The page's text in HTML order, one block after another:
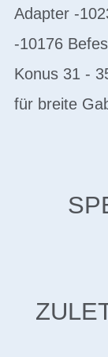
Adapter -
-10176
Konus 31 -
für breite